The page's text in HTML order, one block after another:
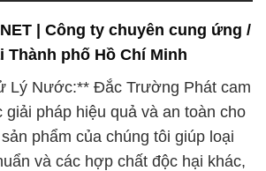
| Công ty chuyên cung ứng /
Thành phố Hồ Chí Minh
Lý Nước:** Đắc Trường Phát cam
giải pháp hiệu quả và an toàn cho
phẩm của chúng tôi giúp loại
và các hợp chất độc hại khác,